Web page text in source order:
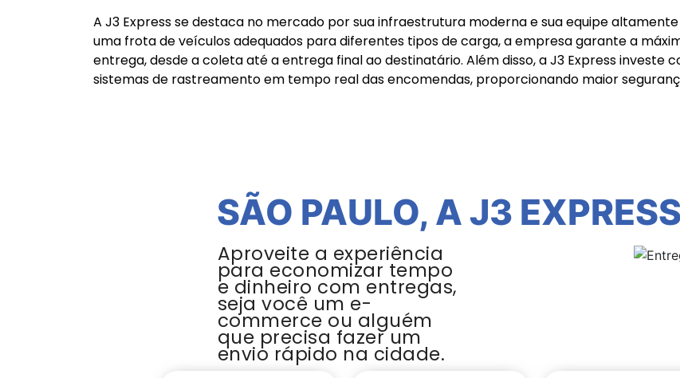
A J3 Express se destaca no mercado por sua infraestrutura moderna e sua equipe
uma frota de veículos adequados para diferentes tipos de carga, a empresa garante a
entrega, desde a coleta até a entrega final ao destinatário. Além disso, a J3 Express
sistemas de rastreamento em tempo real das encomendas, proporcionando maior
SÃO PAULO, A J3
Aproveite a experiência
para economizar tempo
e dinheiro com entregas,
seja você um e-
commerce ou alguém
que precisa fazer um
envio rápido na cidade.